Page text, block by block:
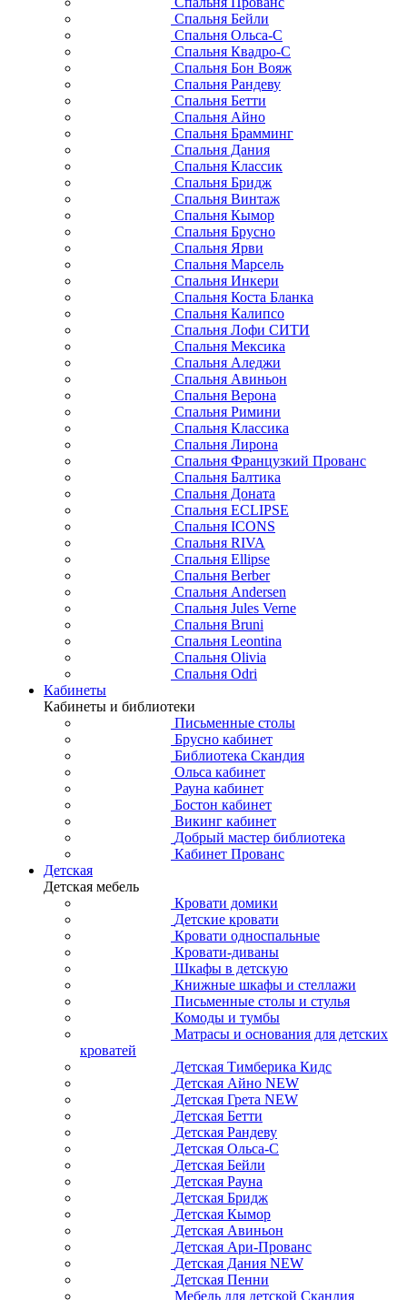
Спальня Бейли
Спальня Ольса-С
Спальня Квадро-С
Спальня Бон Вояж
Спальня Рандеву
Спальня Бетти
Спальня Айно
Спальня Брамминг
Спальня Дания
Спальня Классик
Спальня Бридж
Спальня Винтаж
Спальня Кымор
Спальня Брусно
Спальня Ярви
Спальня Марсель
Спальня Инкери
Спальня Коста Бланка
Спальня Калипсо
Спальня Лофи СИТИ
Спальня Мексика
Спальня Аледжи
Спальня Авиньон
Спальня Верона
Спальня Римини
Спальня Классика
Спальня Лирона
Спальня Французкий Прованс
Спальня Балтика
Спальня Доната
Спальня ECLIPSE
Спальня ICONS
Спальня RIVA
Спальня Ellipse
Спальня Berber
Спальня Andersen
Спальня Jules Verne
Спальня Bruni
Спальня Leontina
Спальня Olivia
Спальня Odri
Кабинеты
Кабинеты и библиотеки
Письменные столы
Брусно кабинет
Библиотека Скандия
Ольса кабинет
Рауна кабинет
Бостон кабинет
Викинг кабинет
Добрый мастер библиотека
Кабинет Прованс
Детская
Детская мебель
Кровати домики
Детские кровати
Кровати односпальные
Кровати-диваны
Шкафы в детскую
Книжные шкафы и стеллажи
Письменные столы и стулья
Комоды и тумбы
Матрасы и основания для детских
кроватей
Детская Тимберика Кидс
Детская Айно NEW
Детская Грета NEW
Детская Бетти
Детская Рандеву
Детская Ольса-С
Детская Бейли
Детская Рауна
Детская Бридж
Детская Кымор
Детская Авиньон
Детская Ари-Прованс
Детская Дания NEW
Детская Пенни
Мебель для детской Скандия